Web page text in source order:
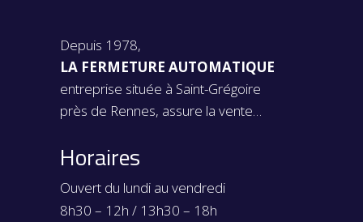
Depuis 1978,
LA FERMETURE AUTOMATIQUE
entreprise située à Saint-Grégoire
près de Rennes, assure la vente…
Horaires
Ouvert du lundi au vendredi
8h30 – 12h / 13h30 – 18h